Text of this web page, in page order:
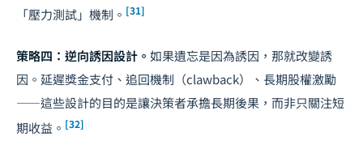
「壓力測試」機制。 [31]
策略四：逆向誘因設計。 如果遺忘是因為誘因，那就改變誘
因。延遲獎金支付、追回機制（clawback）、長期股權激勵
——這些設計的目的是讓決策者承擔長期後果，而非只關注短
期收益。 [32]